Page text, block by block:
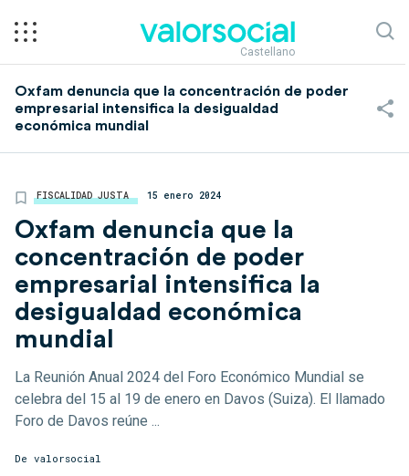
Castellano
Oxfam denuncia que la concentración de poder
empresarial intensifica la desigualdad
económica mundial
FISCALIDAD JUSTA 15 enero 2024
Oxfam denuncia que la
concentración de poder
empresarial intensifica la
desigualdad económica
mundial
La Reunión Anual 2024 del Foro Económico Mundial se
celebra del 15 al 19 de enero en Davos (Suiza). El llamado
Foro de Davos reúne ...
De valorsocial